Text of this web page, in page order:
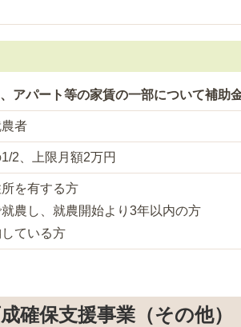
アパート等の家賃の一部について補助
者
2、上限月額2万円
を有する方
農し、就農開始より3年以内の方
ている方
確保支援事業（その他）